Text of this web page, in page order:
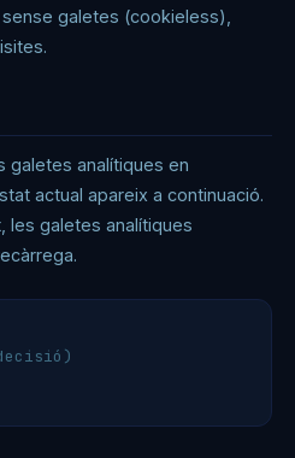
galetes (cookieless),
galetes analítiques en
actual apareix a continuació.
les galetes analítiques